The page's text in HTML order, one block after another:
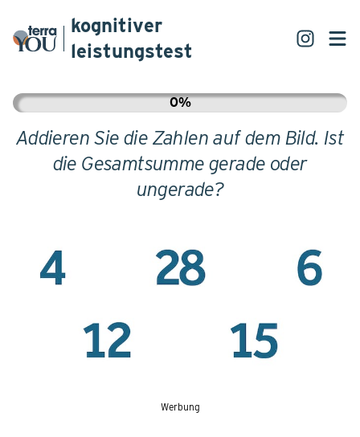
kognitiver
leistungstest
0%
Addieren Sie die Zahlen auf dem Bild. Ist
die Gesamtsumme gerade oder
ungerade?
Werbung